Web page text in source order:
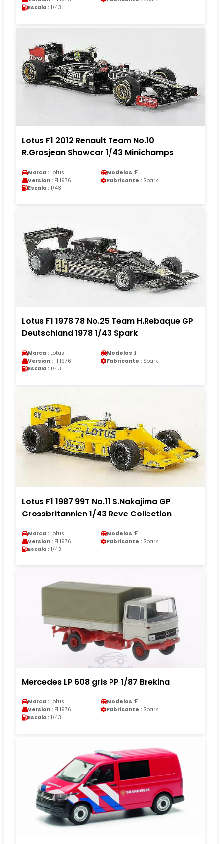
Escala : 1/43
Lotus F1 2012 Renault Team No.10
R.Grosjean Showcar 1/43 Minichamps
Marca : Lotus Modelos :F1
Version : F1 1976 Fabricante : Spark
Escala : 1/43
Lotus F1 1978 78 No.25 Team H.Rebaque GP
Deutschland 1978 1/43 Spark
Marca : Lotus Modelos :F1
Version : F1 1976 Fabricante : Spark
Escala : 1/43
Lotus F1 1987 99T No.11 S.Nakajima GP
Grossbritannien 1/43 Reve Collection
Marca : Lotus Modelos :F1
Version : F1 1976 Fabricante : Spark
Escala : 1/43
Mercedes LP 608 gris PP 1/87 Brekina
Marca : Lotus Modelos :F1
Version : F1 1976 Fabricante : Spark
Escala : 1/43